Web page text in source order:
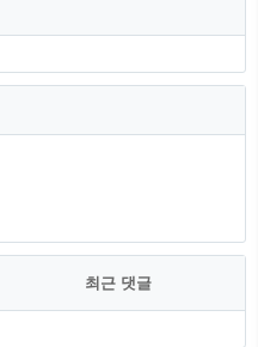
최근 댓글